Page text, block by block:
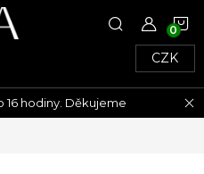
CZK
16 hodiny. Děkujeme